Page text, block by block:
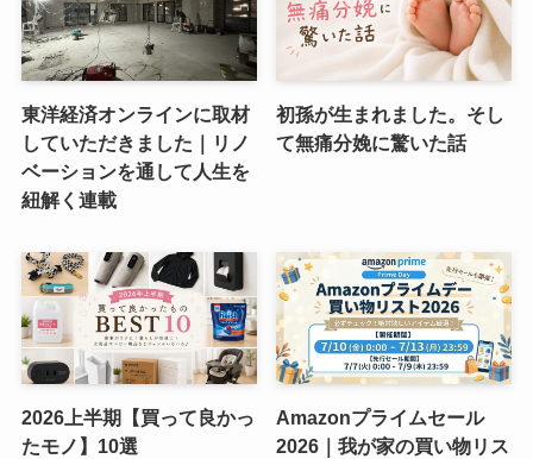
東洋経済オンラインに取材
していただきました｜リノ
ベーションを通して人生を
紐解く連載
初孫が生まれました。そし
て無痛分娩に驚いた話
2026上半期【買って良かっ
たモノ】10選
Amazonプライムセール
2026｜我が家の買い物リス